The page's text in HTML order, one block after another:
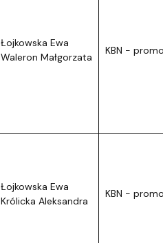
Łojkowska Ewa
Waleron Małgorzata
KBN -
Łojkowska Ewa
Królicka Aleksandra
KBN -